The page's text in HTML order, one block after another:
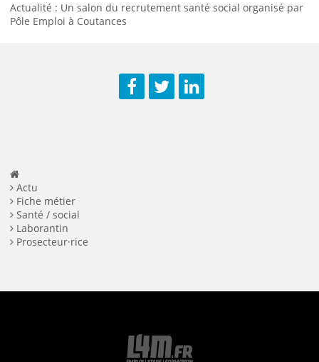
Actualité : Un salon du recrutement santé social organisé par
Pôle Emploi à Coutances
Actu
Fiche métier
Santé / social
Laborantin
Prosecteur·rice